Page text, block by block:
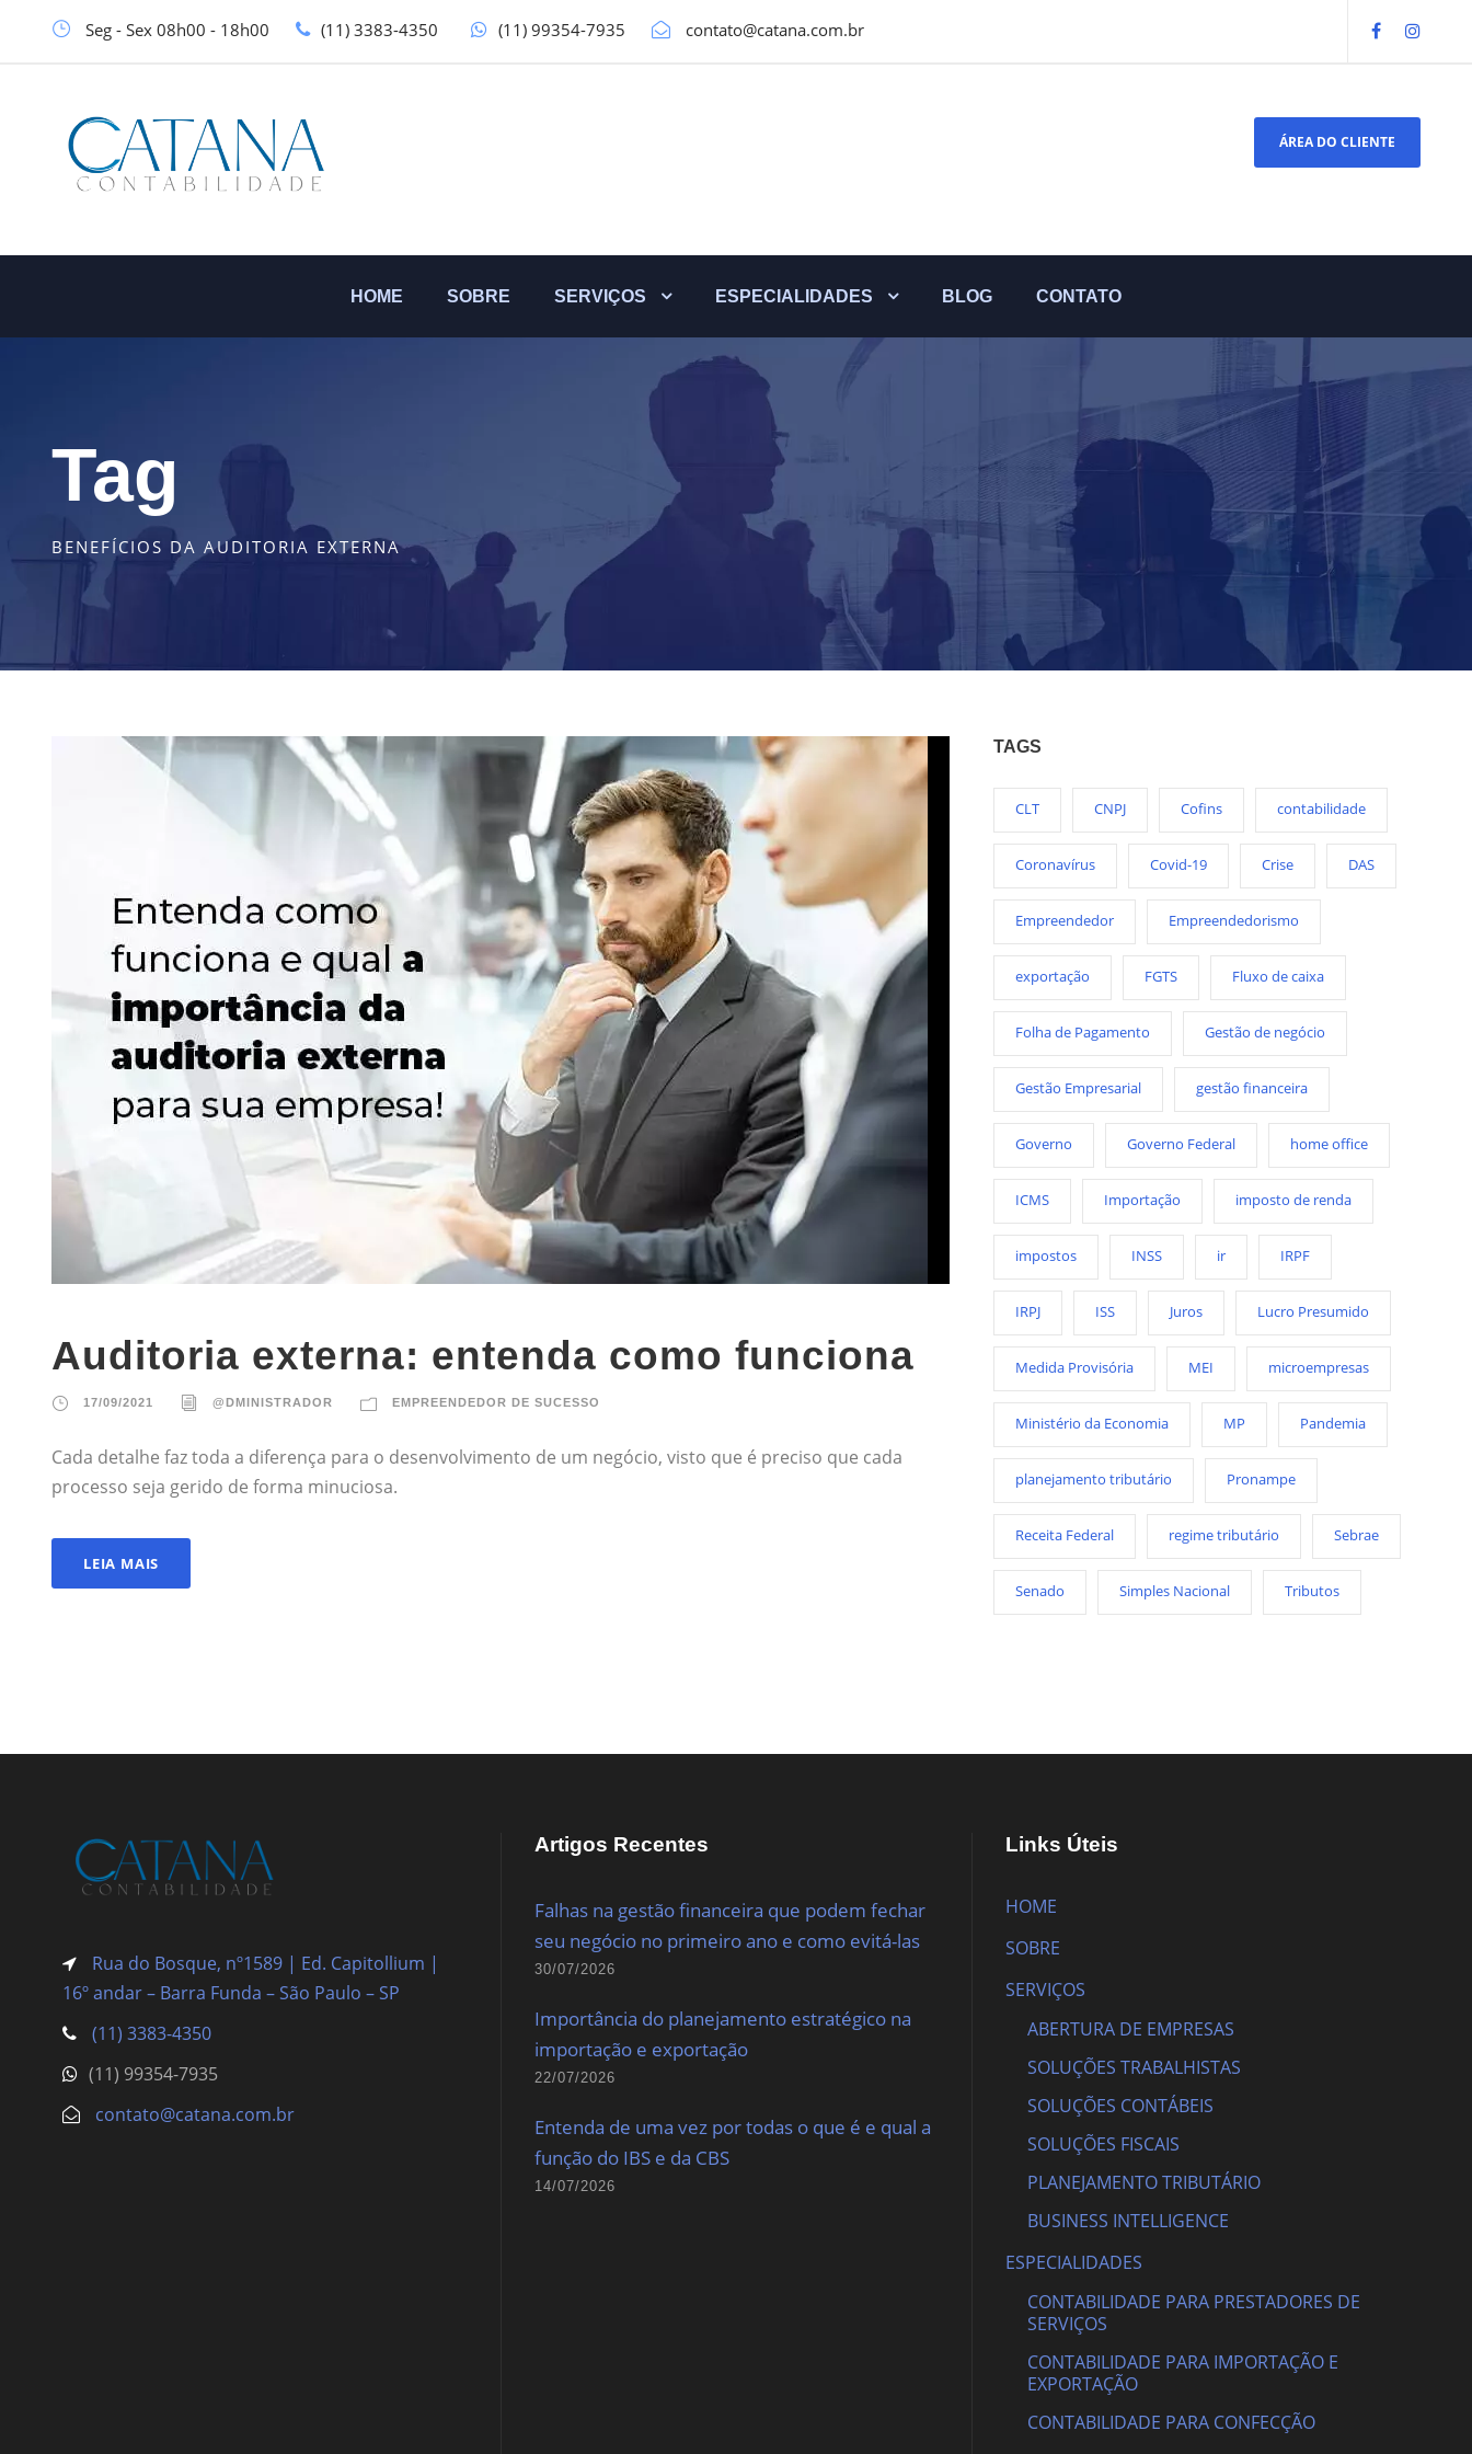
Seg - Sex 08h00 - 18h00 (11) 3383-4350 (11) 99354-7935 contato@catana.com.br
ÁREA DO CLIENTE
HOME SOBRE SERVIÇOS ESPECIALIDADES BLOG CONTATO
Tag
BENEFÍCIOS DA AUDITORIA EXTERNA
Auditoria externa: entenda como funciona
17/09/2021 @DMINISTRADOR EMPREENDEDOR DE SUCESSO
Cada detalhe faz toda a diferença para o desenvolvimento de um negócio, visto que é preciso que cada
processo seja gerido de forma minuciosa.
LEIA MAIS
TAGS
CLT CNPJ Cofins contabilidade
Coronavírus Covid-19 Crise DAS
Empreendedor Empreendedorismo
exportação FGTS Fluxo de caixa
Folha de Pagamento Gestão de negócio
Gestão Empresarial gestão financeira
Governo Governo Federal home office
ICMS Importação imposto de renda
impostos INSS ir IRPF
IRPJ ISS Juros Lucro Presumido
Medida Provisória MEI microempresas
Ministério da Economia MP Pandemia
planejamento tributário Pronampe
Receita Federal regime tributário Sebrae
Senado Simples Nacional Tributos
Rua do Bosque, nº1589 | Ed. Capitollium |
16º andar – Barra Funda – São Paulo – SP
(11) 3383-4350
(11) 99354-7935
contato@catana.com.br
Artigos Recentes
Falhas na gestão financeira que podem fechar
seu negócio no primeiro ano e como evitá-las
30/07/2026
Importância do planejamento estratégico na
importação e exportação
22/07/2026
Entenda de uma vez por todas o que é e qual a
função do IBS e da CBS
14/07/2026
Links Úteis
HOME
SOBRE
SERVIÇOS
ABERTURA DE EMPRESAS
SOLUÇÕES TRABALHISTAS
SOLUÇÕES CONTÁBEIS
SOLUÇÕES FISCAIS
PLANEJAMENTO TRIBUTÁRIO
BUSINESS INTELLIGENCE
ESPECIALIDADES
CONTABILIDADE PARA PRESTADORES DE
SERVIÇOS
CONTABILIDADE PARA IMPORTAÇÃO E
EXPORTAÇÃO
CONTABILIDADE PARA CONFECÇÃO